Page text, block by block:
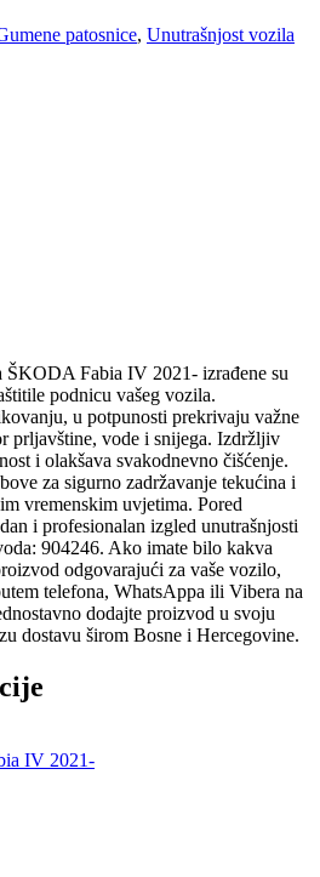
patosnice, Unutrašnjost vozila
ŠKODA Fabia IV 2021- izrađene su
podnicu vašeg vozila.
u potpunosti prekrivaju važne
prljavštine, vode i snijega. Izdržljiv
i olakšava svakodnevno čišćenje.
za sigurno zadržavanje tekućina i
vremenskim uvjetima. Pored
i profesionalan izgled unutrašnjosti
904246. Ako imate bilo kakva
odgovarajući za vaše vozilo,
telefona, WhatsAppa ili Vibera na
dodajte proizvod u svoju
dostavu širom Bosne i Hercegovine.
IV 2021-